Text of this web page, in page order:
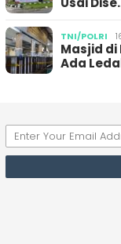
TNI/POLRI
Masjid
Ada